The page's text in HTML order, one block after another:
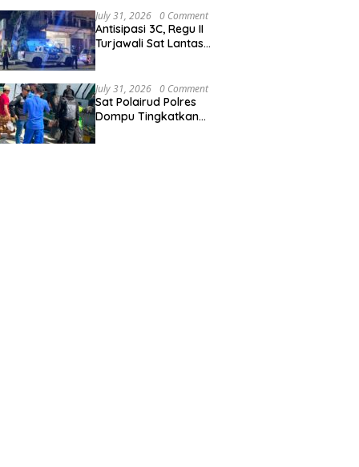
Ai Baong
July 31, 2026 0 Comment
Antisipasi 3C, Regu II
Turjawali Sat Lantas
Simpang Lawang Gali
July 31, 2026 0 Comment
Sat Polairud Polres
Dompu Tingkatkan